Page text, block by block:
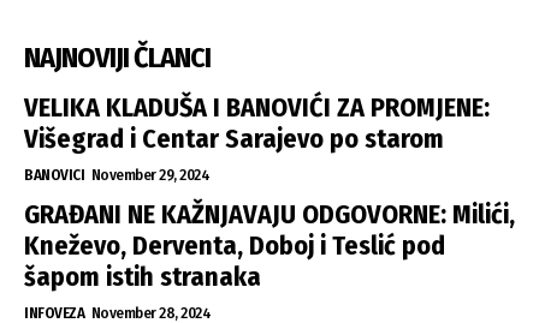
NAJNOVIJI ČLANCI
VELIKA KLADUŠA I BANOVIĆI ZA PROMJENE:
Višegrad i Centar Sarajevo po starom
BANOVICI November 29, 2024
GRAĐANI NE KAŽNJAVAJU ODGOVORNE: Milići,
Kneževo, Derventa, Doboj i Teslić pod
šapom istih stranaka
INFOVEZA November 28, 2024